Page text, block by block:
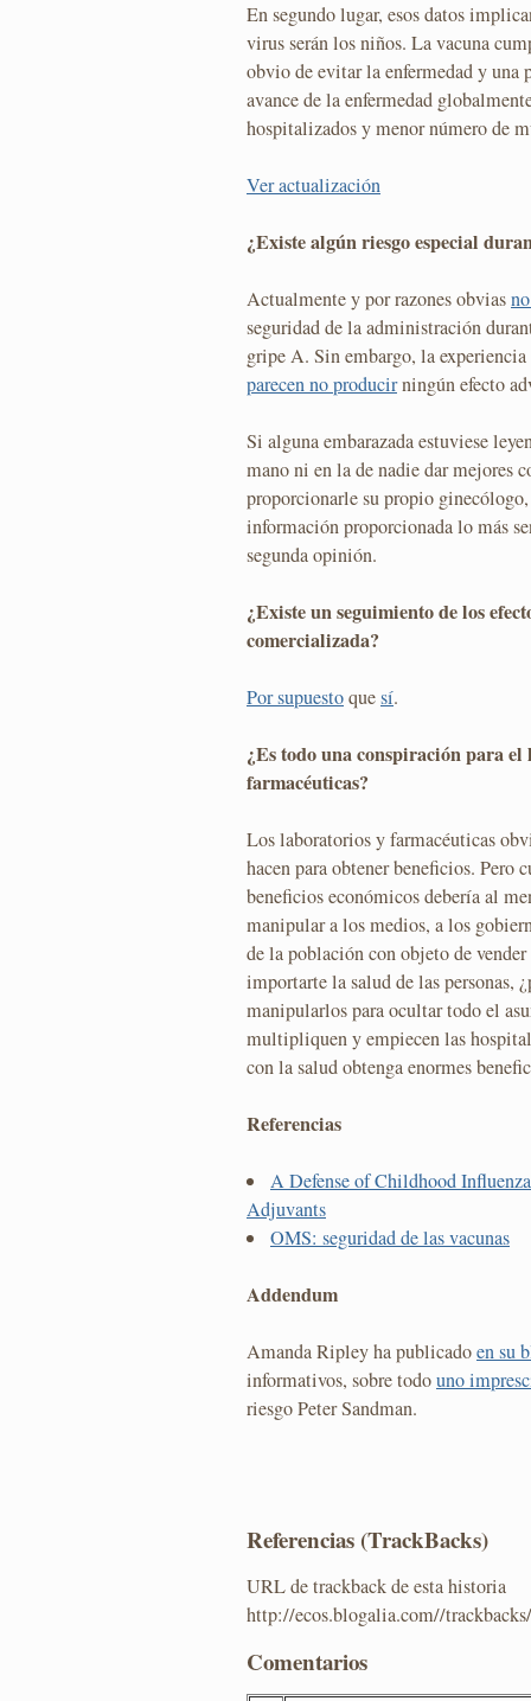
En segundo lugar, esos datos
virus serán los niños. La vacuna
obvio de evitar la enfermedad y
avance de la enfermedad
hospitalizados y menor número de
Ver actualización
¿Existe algún riesgo especial
Actualmente y por razones obvias
seguridad de la administración
gripe A. Sin embargo, la
parecen no producirningún efecto
Si alguna embarazada estuviese
mano ni en la de nadie dar mejores
proporcionarle su propio
información proporcionada lo más
segunda opinión.
¿Existe un seguimiento de los
comercializada?
Por supuestoquesí.
¿Es todo una conspiración para
farmacéuticas?
Los laboratorios y farmacéuticas
hacen para obtener beneficios. Pero
beneficios económicos debería al
manipular a los medios, a los
de la población con objeto de
importarte la salud de las personas,
manipularlos para ocultar todo el
multipliquen y empiecen las
con la salud obtenga enormes
Referencias
A Defense of Childhood
Adjuvants
OMS: seguridad de las vacunas
Addendum
Amanda Ripley ha publicadoen su
informativos, sobre todouno
riesgo Peter Sandman.
Referencias (TrackBacks)
URL de trackback de esta historia
http://ecos.blogalia.com//
Comentarios